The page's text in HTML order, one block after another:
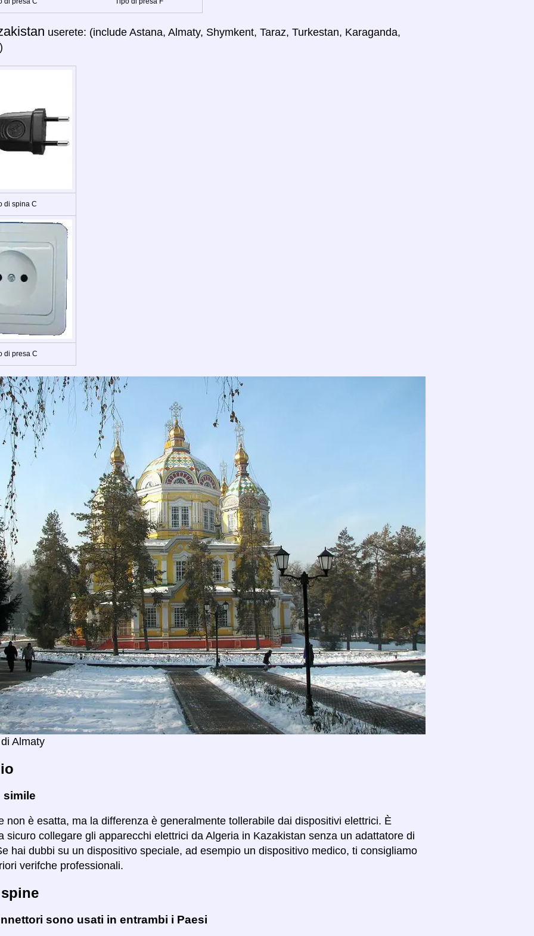
userete: (include Astana, Almaty, Shymkent, Taraz, Turkestan, Karaganda,
di spina C
di presa C
Almaty
simile
non è esatta, ma la differenza è generalmente tollerabile dai dispositivi elettrici. È
sicuro collegare gli apparecchi elettrici da Algeria in Kazakistan senza un adattatore di
hai dubbi su un dispositivo speciale, ad esempio un dispositivo medico, ti consigliamo
verifche professionali.
sono usati in entrambi i Paesi